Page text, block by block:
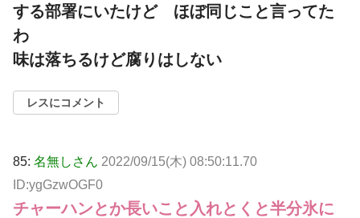
する部署にいたけど ほぼ同じこと言ってた
わ
味は落ちるけど腐りはしない
レスにコメント
85: 名無しさん 2022/09/15(木) 08:50:11.70
ID:ygGzwOGF0
チャーハンとか長いこと入れとくと半分氷に